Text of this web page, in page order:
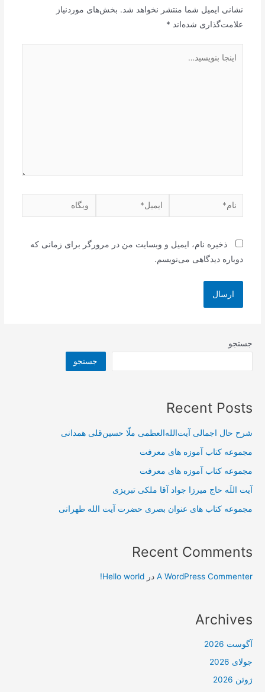
نشانی ایمیل شما منتشر نخواهد شد. بخش‌های موردنیاز
علامت‌گذاری شده‌اند *
بنویسید…
نام* ایمیل* وبگاه
ذخیره نام، ایمیل و وبسایت من در مرورگر برای زمانی که
دوباره دیدگاهی می‌نویسم.
جستجو
جستجو
Recent Posts
شرح حال اجمالی آیت‌الله‌العظمی ملّا حسین‌قلی همدانی
مجموعه کتاب آموزه های معرفت
مجموعه کتاب آموزه های معرفت
آیت اللَه حاج میرزا جواد آقا ملکی تبریزی
مجموعه کتاب های عنوان بصری حضرت آیت الله طهرانی
Recent Comments
A WordPress Commenter درHello world!
Archives
آگوست 2026
جولای 2026
ژوئن 2026